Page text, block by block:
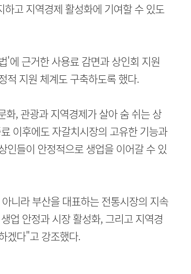
고 지역경제 활성화에 기여할 수 있도
'에 근거한 사용료 감면과 상인회 지원
적 지원 체계도 구축하도록 했다.
, 관광과 지역경제가 살아 숨 쉬는 상
이후에도 자갈치시장의 고유한 기능과
인들이 안정적으로 생업을 이어갈 수 있
니라 부산을 대표하는 전통시장의 지속
업 안정과 시장 활성화, 그리고 지역경
겠다"고 강조했다.